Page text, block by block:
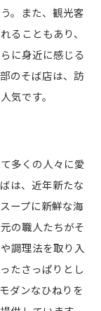
。また、観光客
ることもあり、
に身近に感じる
のそば店は、訪
気です。
多くの人々に愛
は、近年新たな
ープに新鮮な海
の職人たちがそ
調理法を取り入
たさっぱりとし
ダンなひねりを